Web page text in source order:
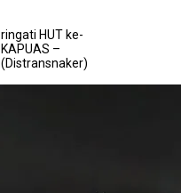
HUT ke-
–